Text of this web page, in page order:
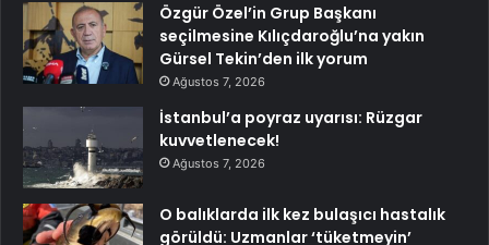
Özgür Özel’in Grup Başkanı
seçilmesine Kılıçdaroğlu’na yakın
Gürsel Tekin’den ilk yorum
Ağustos 7, 2026
İstanbul’a poyraz uyarısı: Rüzgar
kuvvetlenecek!
Ağustos 7, 2026
O balıklarda ilk kez bulaşıcı hastalık
görüldü: Uzmanlar ‘tüketmeyin’